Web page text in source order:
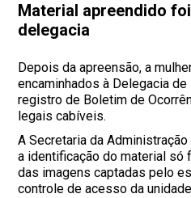
Material apreendido
delegacia
Depois da apreensão, a
encaminhados à Delegacia
registro de Boletim de
legais cabíveis.
A Secretaria da
a identificação do material
das imagens captadas pelo
controle de acesso da